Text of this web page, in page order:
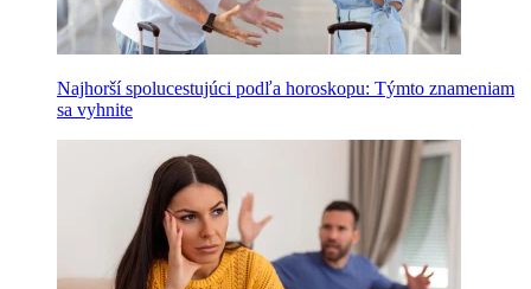
Najhorší spolucestujúci podľa horoskopu: Týmto znameniam
sa vyhnite